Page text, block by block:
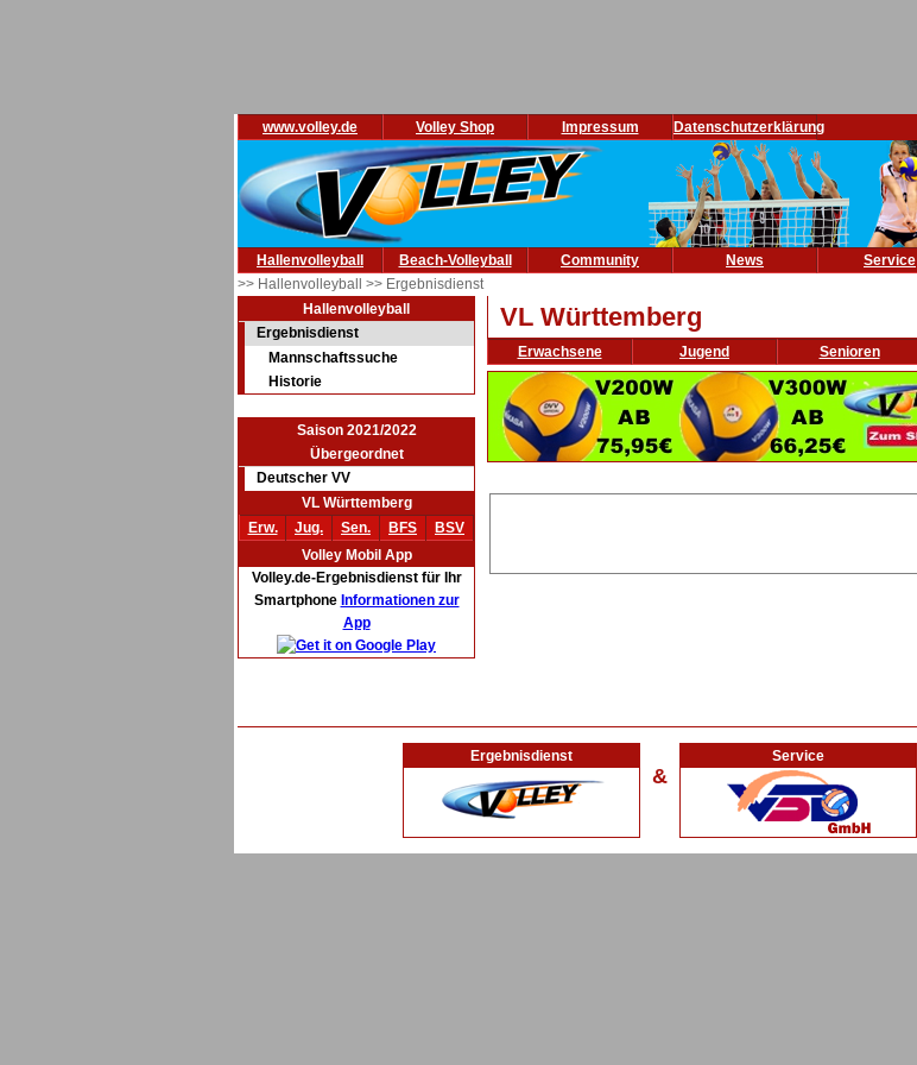
www.volley.de Volley Shop Impressum Datenschutzerklärung
Hallenvolleyball Beach-Volleyball Community News
Service
>> Hallenvolleyball >> Ergebnisdienst
Hallenvolleyball
Ergebnisdienst
Mannschaftssuche
Historie
Saison 2021/2022
Übergeordnet
Deutscher VV
VL Württemberg
Erw.
Jug. Sen. BFS
BSV
Volley Mobil App
Volley.de-Ergebnisdienst für Ihr
Smartphone Informationen zur
App
VL Württemberg
Erwachsene Jugend Senioren
Ergebnisdienst
&
Service